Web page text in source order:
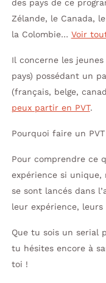
des pays de ce
Zélande, le Canada,
la Colombie… Voir
Il concerne les
pays) possédant un
(français, belge,
peux partir en PVT.
Pourquoi faire un PVT
Pour comprendre ce
expérience si unique,
se sont lancés dans
leur expérience,
Que tu sois un serial
tu hésites encore à
toi !